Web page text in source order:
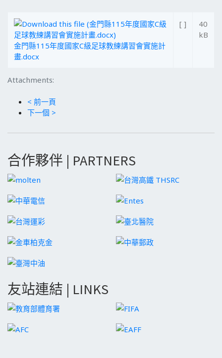
Attachments:
金門縣115年度國家C級足球教練講習會實施計
畫.docx
[ ]
40
kB
< 前一頁
下一個 >
合作夥伴 | PARTNERS
友站連結 | LINKS